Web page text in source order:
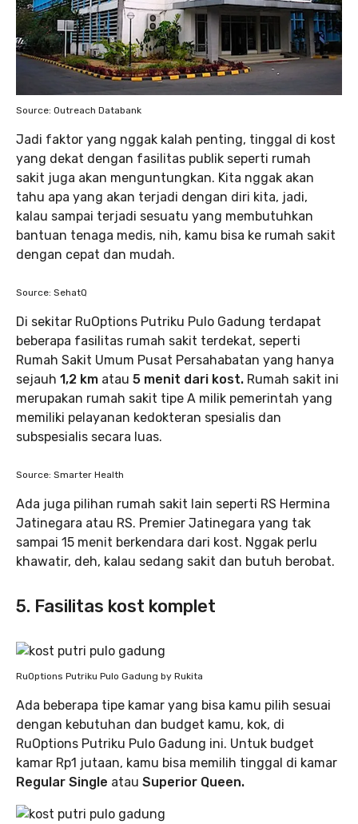
Source: Outreach Databank
Jadi faktor yang nggak kalah penting, tinggal di kost
yang dekat dengan fasilitas publik seperti rumah
sakit juga akan menguntungkan. Kita nggak akan
tahu apa yang akan terjadi dengan diri kita, jadi,
kalau sampai terjadi sesuatu yang membutuhkan
bantuan tenaga medis, nih, kamu bisa ke rumah sakit
dengan cepat dan mudah.
Source: SehatQ
Di sekitar RuOptions Putriku Pulo Gadung terdapat
beberapa fasilitas rumah sakit terdekat, seperti
Rumah Sakit Umum Pusat Persahabatan yang hanya
sejauh 1,2 km atau 5 menit dari kost. Rumah sakit ini
merupakan rumah sakit tipe A milik pemerintah yang
memiliki pelayanan kedokteran spesialis dan
subspesialis secara luas.
Source: Smarter Health
Ada juga pilihan rumah sakit lain seperti RS Hermina
Jatinegara atau RS. Premier Jatinegara yang tak
sampai 15 menit berkendara dari kost. Nggak perlu
khawatir, deh, kalau sedang sakit dan butuh berobat.
5. Fasilitas kost komplet
RuOptions Putriku Pulo Gadung by Rukita
Ada beberapa tipe kamar yang bisa kamu pilih sesuai
dengan kebutuhan dan budget kamu, kok, di
RuOptions Putriku Pulo Gadung ini. Untuk budget
kamar Rp1 jutaan, kamu bisa memilih tinggal di kamar
Regular Single atau Superior Queen.